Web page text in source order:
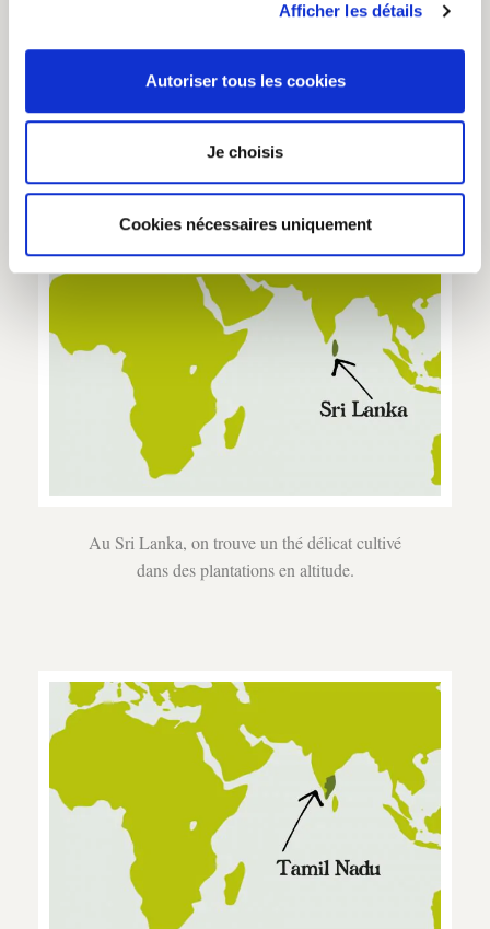
Afficher les détails
Autoriser tous les cookies
Je choisis
Cookies nécessaires uniquement
fertiles de cette région d’Inde.
Au Sri Lanka, on trouve un thé délicat cultivé
dans des plantations en altitude.